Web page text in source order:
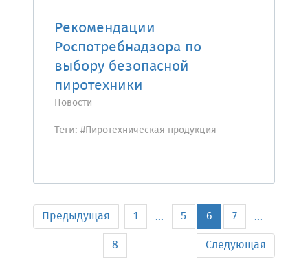
Рекомендации
Роспотребнадзора по
выбору безопасной
пиротехники
Новости
Теги: #Пиротехническая продукция
Предыдущая 1 ... 5 6 7
...
8
Следующая